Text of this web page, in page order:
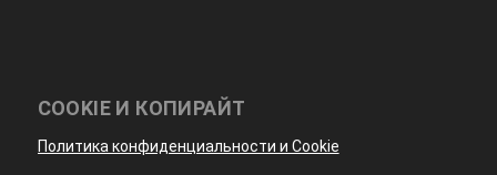
COOKIE И КОПИРАЙТ
Политика конфиденциальности и Cookie